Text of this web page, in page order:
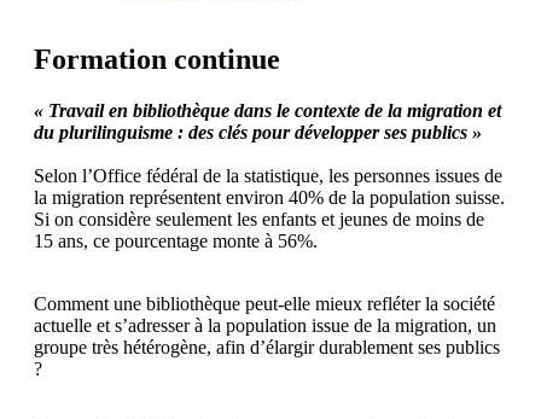
Formation continue
« Travail en bibliothèque dans le contexte de la migration et
du plurilinguisme : des clés pour développer ses publics »
Selon l’Office fédéral de la statistique, les personnes issues de
la migration représentent environ 40% de la population suisse.
Si on considère seulement les enfants et jeunes de moins de
15 ans, ce pourcentage monte à 56%.
Comment une bibliothèque peut-elle mieux refléter la société
actuelle et s’adresser à la population issue de la migration, un
groupe très hétérogène, afin d’élargir durablement ses publics
?